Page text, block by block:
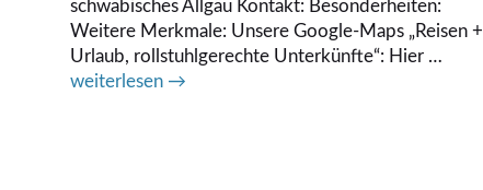
schwäbisches Allgäu Kontakt: Besonderheiten:
Weitere Merkmale: Unsere Google-Maps „Reisen +
Urlaub, rollstuhlgerechte Unterkünfte“: Hier …
weiterlesen →